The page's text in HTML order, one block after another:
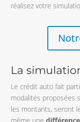
réalisez votre
La
Le crédit auto fait
modalités proposées
les montants, seront